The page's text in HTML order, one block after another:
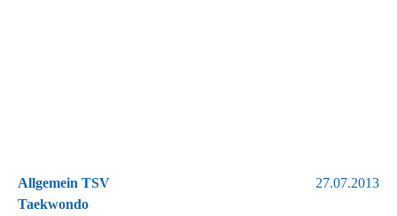
Allgemein TSV
Taekwondo
27.07.2013